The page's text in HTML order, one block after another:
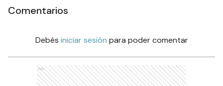
Comentarios
Debés iniciar sesión para poder comentar
Ads